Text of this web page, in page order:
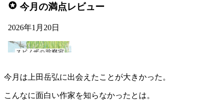
今月は上田岳弘に出会えたことが大きかった。
こんなに面白い作家を知らなかったとは。